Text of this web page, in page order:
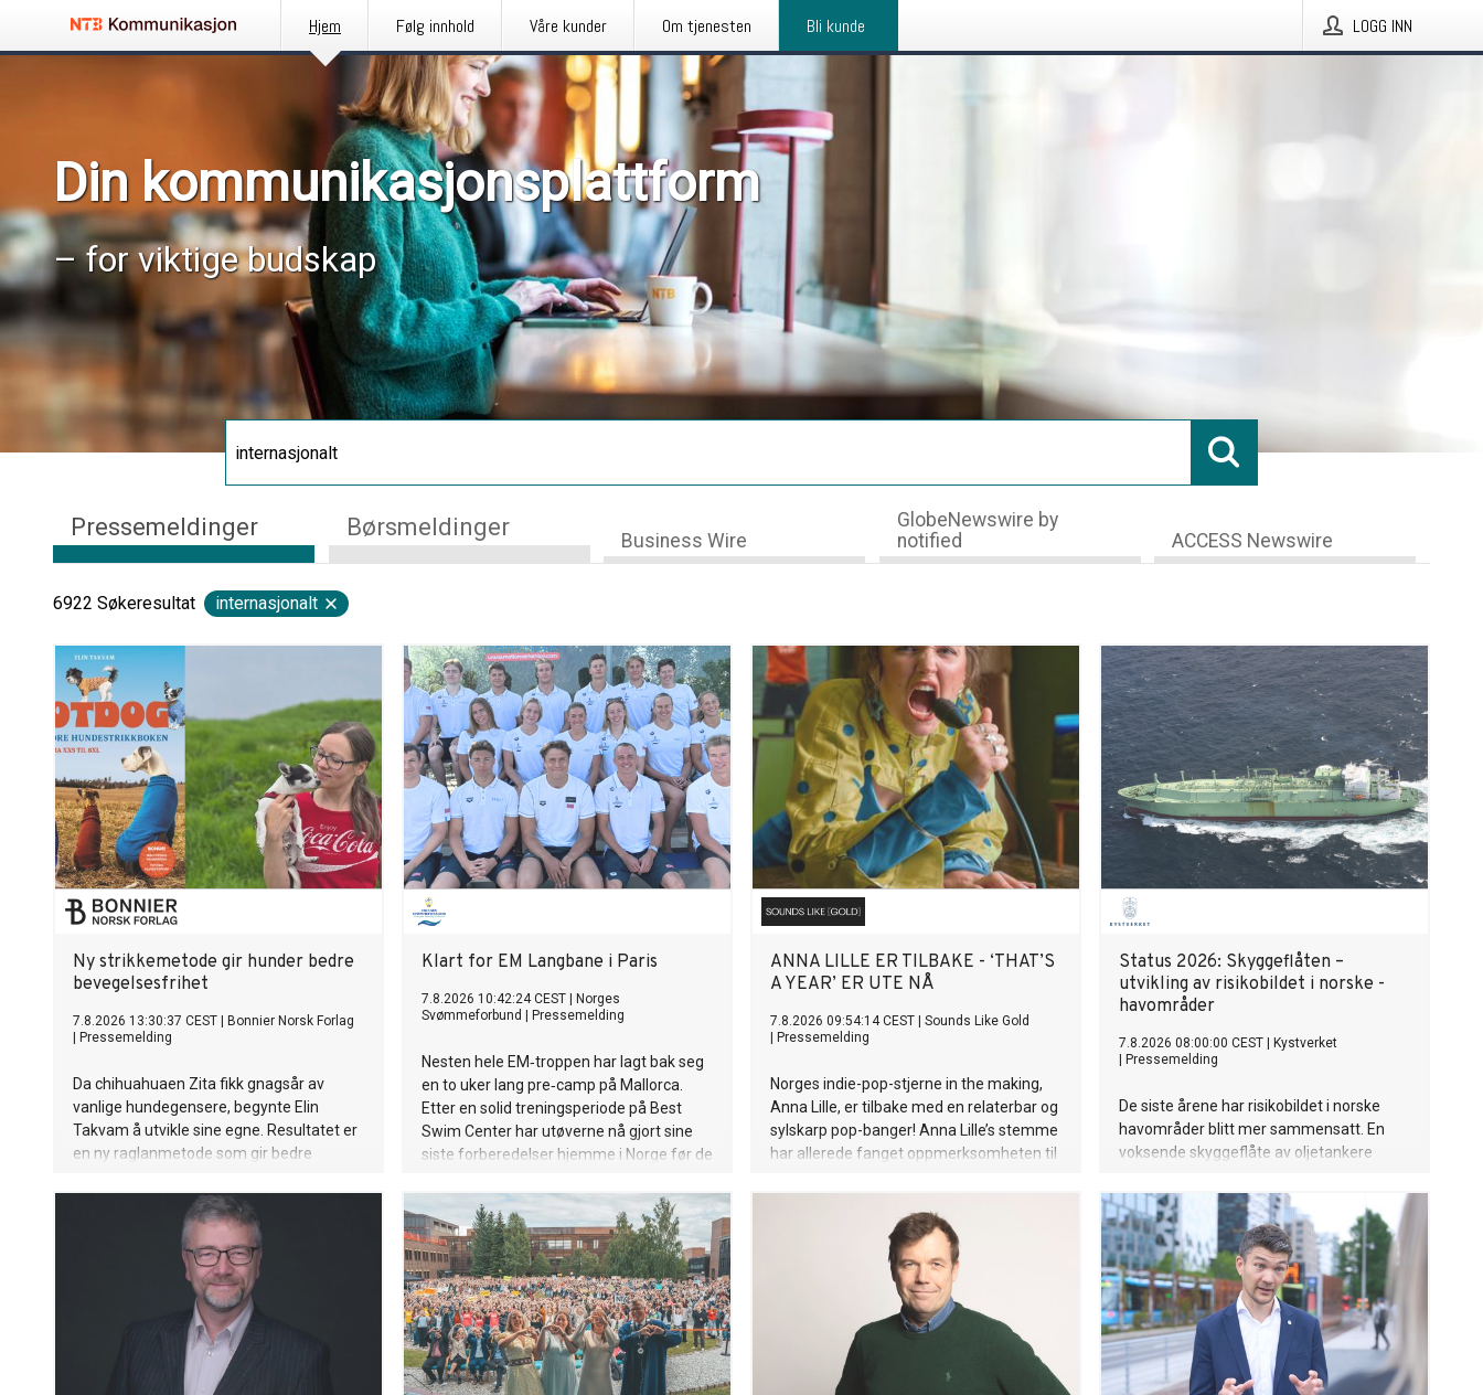
Hjem Følg innhold Våre kunder Om tjenesten Bli kunde LOGG INN
Din kommunikasjonsplattform
– for viktige budskap
Pressemeldinger Børsmeldinger Business Wire
GlobeNewswire by
notified
ACCESS Newswire
6922 Søkeresultat internasjonalt
Ny strikkemetode gir hunder bedre
bevegelsesfrihet
7.8.2026 13:30:37 CEST
Bonnier Norsk Forlag
Pressemelding
Da chihuahuaen Zita fikk gnagsår av
vanlige hundegensere, begynte Elin
Takvam å utvikle sine egne. Resultatet er
en ny raglanmetode som gir bedre
kommer oppskriftene i bokform.
Klart for EM Langbane i Paris
7.8.2026 10:42:24 CEST
Norges
Svømmeforbund
Pressemelding
Nesten hele EM‑troppen har lagt bak seg
en to uker lang pre‑camp på Mallorca.
Etter en solid treningsperiode på Best
Swim Center har utøverne nå gjort sine
siste forberedelser hjemme i Norge før de
se dem i aksjon under EM langbane, som
arrangeres i Paris fra mandag 10. august
til søndag 16. august.
ANNA LILLE ER TILBAKE - ‘THAT’S
A YEAR’ ER UTE NÅ
7.8.2026 09:54:14 CEST
Sounds Like Gold
Pressemelding
Norges indie-pop-stjerne in the making,
Anna Lille, er tilbake med en relaterbar og
sylskarp pop-banger! Anna Lille’s stemme
har allerede fanget oppmerksomheten til
singel «That's a Year», synger hun om den
spesifikke følelsen av å gå ut av et forhold
og lure på om det hele var bortkastet tid,
men så å gradvis oppdage at livet på den
andre siden er uendelig mye bedre. Låten
er bittersøt, litt ironisk, og veldig Anna.
Anna Lille er tilbake, modigere, mer
selvsikker og sassier enn noensinne.
Status 2026: Skyggeflåten –
utvikling av risikobildet i ­norske ­
havområder
7.8.2026 08:00:00 CEST
Kystverket
Pressemelding
De siste årene har risikobildet i norske
havområder blitt mer ­sammensatt. En
voksende skyggeflåte av oljetankere
utenfor etablerte kontroll- og sikkerhets­
regimer. Fartøyene representerer en
forhøyet risiko som utfordrer sikkerheten
og miljøet i europeiske farvann. Dette er
en ny normal som vi må tilpasse oss og
som vi følger nøye med på utviklingen av.